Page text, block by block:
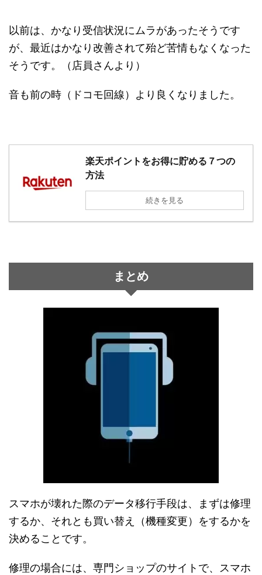
以前は、かなり受信状況にムラがあったそうです
が、最近はかなり改善されて殆ど苦情もなくなった
そうです。（店員さんより）
音も前の時（ドコモ回線）より良くなりました。
楽天ポイントをお得に貯める７つの
方法
続きを見る
まとめ
スマホが壊れた際のデータ移行手段は、まずは修理
するか、それとも買い替え（機種変更）をするかを
決めることです。
修理の場合には、専門ショップのサイトで、スマホ